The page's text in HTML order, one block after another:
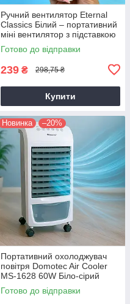
Ручний вентилятор Eternal
Classics Білий – портативний
міні вентилятор з підставкою
та USB зарядкою
Готово до відправки
239 ₴ 298,75 ₴
Купити
Новинка –20%
Портативний охолоджувач
повітря Domotec Air Cooler
MS-1628 60W Біло-сірий
підлоговий міні кондиціонер
Готово до відправки